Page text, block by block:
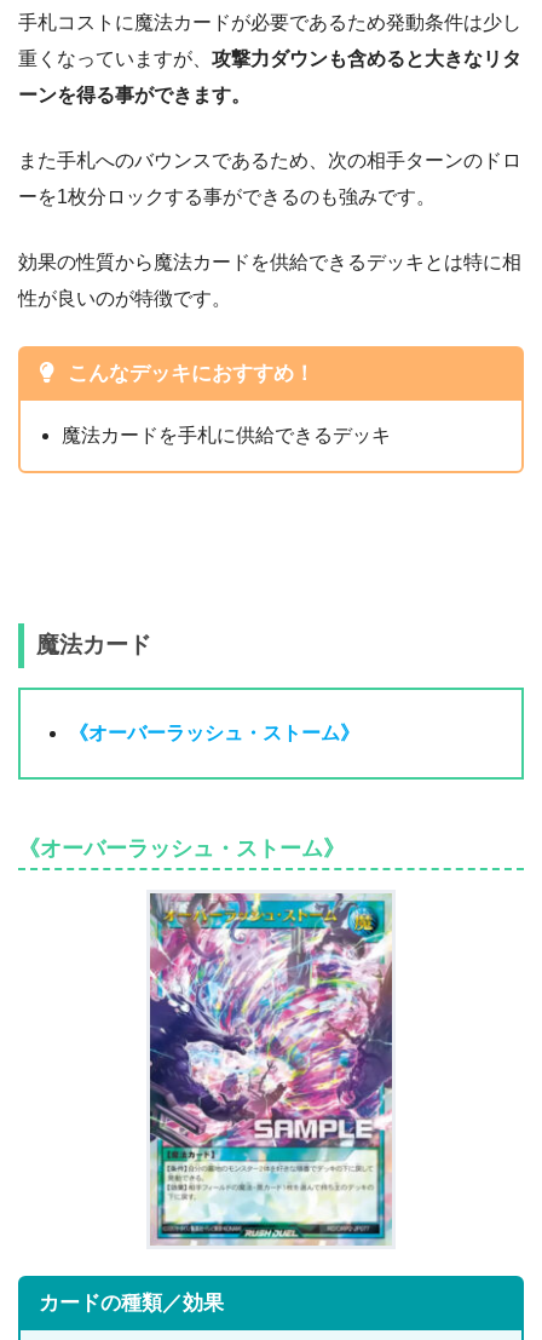
手札コストに魔法カードが必要であるため発動条件は少し
重くなっていますが、 攻撃力ダウンも含めると大きなリタ
ーンを得る事ができます。
また手札へのバウンスであるため、次の相手ターンのドロ
ーを1枚分ロックする事ができるのも強みです。
効果の性質から魔法カードを供給できるデッキとは特に相
性が良いのが特徴です。
こんなデッキにおすすめ！
魔法カードを手札に供給できるデッキ
魔法カード
《オーバーラッシュ・ストーム》
《オーバーラッシュ・ストーム》
カードの種類／効果